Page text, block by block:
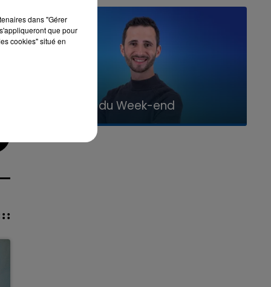
La Team du Week-end
dans "Gérer
que pour
cookies" situé en